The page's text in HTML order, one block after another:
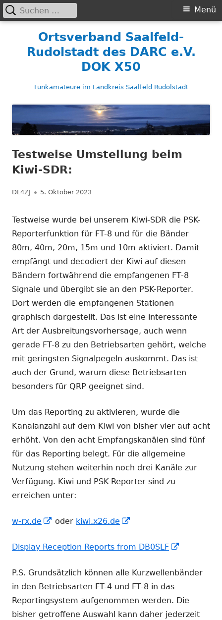
Ortsverband Saalfeld-
Rudolstadt des DARC e.V.
DOK X50
Funkamateure im Landkreis Saalfeld Rudolstadt
Primäres
Menü
Suchen
nach:
Testweise Umstellung beim
Kiwi-SDR:
Autor
DL4ZJ Veröffentlicht
5. Oktober 2023
Testweise wurde bei unserem Kiwi-SDR die PSK-
Reporterfunktion für FT-8 und für die Bänder
80m, 40m, 20m, 15m und 10m aktiviert. Damit
empfängt und decodiert der Kiwi auf diesen
Bändern fortwährend die empfangenen FT-8
Signale und übergibt sie an den PSK-Reporter.
Dort werden die empfangenen Stationen
graphisch dargestellt. Das ist eine interessante
Art der Ausbreitungsvorhersage, auch wenn
gerade FT-8 zu den Betriebsarten gehört, welche
mit geringsten Signalpegeln auskommt. Das ist
auch der Grund, warum diese Betriebsarten
besonders für QRP geeignet sind.
Um das Reporting zu aktivieren, wurde die
Kanalanzahl auf dem Kiwi von bisher vier auf acht
erhöht. Von den acht Empfangskanälen sind fünf
für das Reporting belegt. Für die allgemeine
Nutzung stehen weiterhin noch drei Kanäle zur
Verfügung. Kiwi und PSK-Reporter sind zu
erreichen unter:
w-rx.de
In
Fenster
oder kiwi.x26.de
Fenster
Display Reception Reports from DB0SLF
Fenster
P.S. Grundsätzlich können alle Kurzwellenbänder
in den Betriebsarten FT-4 und FT-8 in das
Reportingsystem aufgenommen werden. Die
bisher getroffene Auswahl kann daher jederzeit